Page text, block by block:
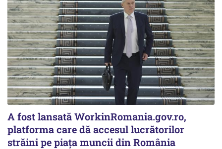
A fost lansată WorkinRomania.gov.ro,
platforma care dă accesul lucrătorilor
străini pe piața muncii din România